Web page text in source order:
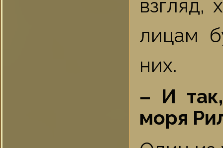
взгляд,
лицам
них.
– И
моря